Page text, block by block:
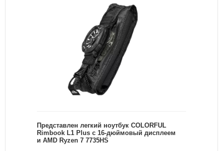
Представлен легкий ноутбук COLORFUL
Rimbook L1 Plus с 16-дюймовый дисплеем
и AMD Ryzen 7 7735HS